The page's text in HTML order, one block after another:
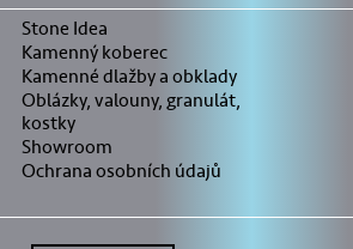
Stone Idea
Kamenný koberec
Kamenné dlažby a obklady
Oblázky, valouny, granulát,
kostky
Showroom
Ochrana osobních údajů